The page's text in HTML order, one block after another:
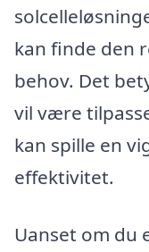
kan finde den
behov. Det
vil være
kan spille en
effektivitet.
Uanset om du